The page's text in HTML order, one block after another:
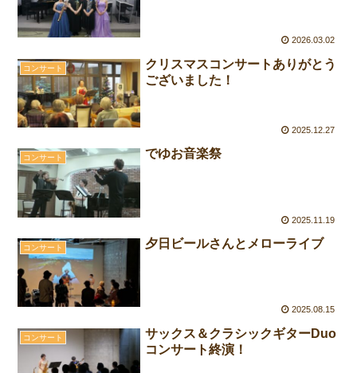
2026.03.02
コンサート
クリスマスコンサートありがとう
ございました！
2025.12.27
コンサート でゆお音楽祭
2025.11.19
コンサート 夕日ビールさんとメローライブ
2025.08.15
コンサート
サックス＆クラシックギターDuo
コンサート終演！